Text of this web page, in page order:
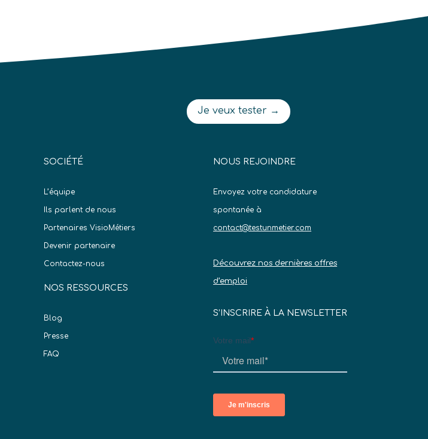
Je veux tester →
SOCIÉTÉ
L’équipe
Ils parlent de nous
Partenaires VisioMétiers
Devenir partenaire
Contactez-nous
NOS RESSOURCES
Blog
Presse
FAQ
NOUS REJOINDRE
Envoyez votre candidature
spontanée à
contact@testunmetier.com
Découvrez nos dernières offres
d’emploi
S’INSCRIRE À LA NEWSLETTER